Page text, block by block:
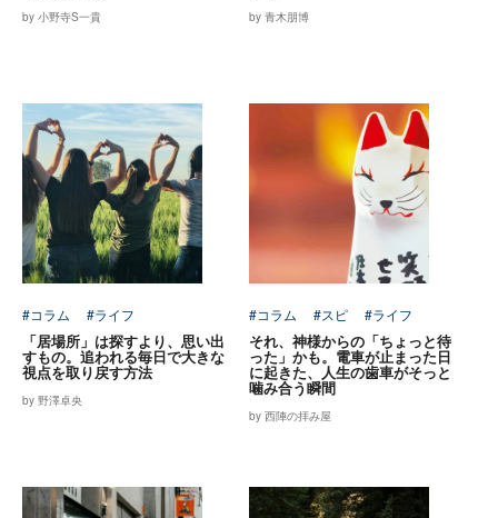
by 小野寺S一貴 by 青木朋博
#コラム #ライフ
「居場所」は探すより、思い出
すもの。追われる毎日で大きな
視点を取り戻す方法
by 野澤卓央
#コラム #スピ #ライフ
それ、神様からの「ちょっと待
った」かも。電車が止まった日
に起きた、人生の歯車がそっと
噛み合う瞬間
by 西陣の拝み屋